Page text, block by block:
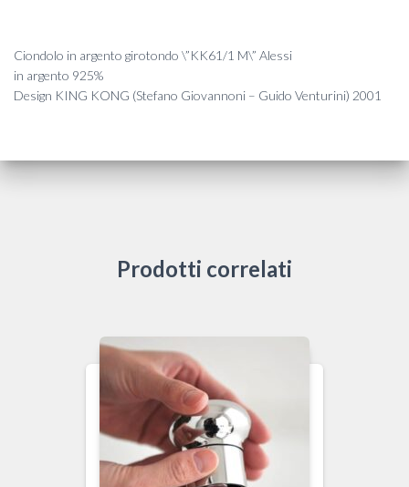
Ciondolo in argento girotondo \”KK61/1 M\” Alessi
in argento 925%
Design KING KONG (Stefano Giovannoni – Guido Venturini) 2001
Prodotti correlati